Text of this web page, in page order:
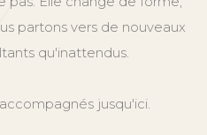
partons vers de nouveaux
qu'inattendus.
jusqu'ici.